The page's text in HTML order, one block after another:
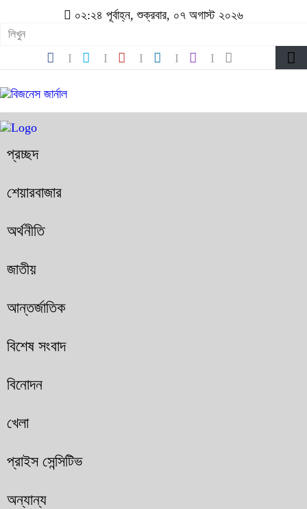
০২:২৪ পূর্বাহ্ন, শুক্রবার, ০৭ অগাস্ট ২০২৬
প্রচ্ছদ
শেয়ারবাজার
অর্থনীতি
জাতীয়
আন্তর্জাতিক
বিশেষ সংবাদ
বিনোদন
খেলা
প্রাইস সেন্সিটিভ
অন্যান্য